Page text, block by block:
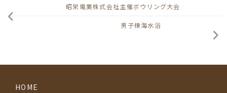
昭栄電業株式会社主催ボウリング大会
男子棟海水浴
HOME